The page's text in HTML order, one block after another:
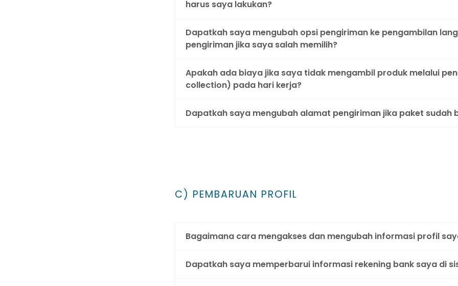
harus saya lakukan?
Dapatkah saya mengubah opsi pengiriman ke pengambilan
pengiriman jika saya salah memilih?
Apakah ada biaya jika saya tidak mengambil produk melalui
collection) pada hari kerja?
Dapatkah saya mengubah alamat pengiriman jika paket sudah
C) PEMBARUAN PROFIL
Bagaimana cara mengakses dan mengubah informasi profil
Dapatkah saya memperbarui informasi rekening bank saya di